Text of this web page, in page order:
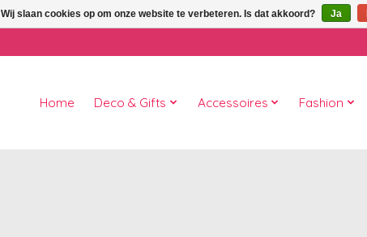
Home Deco & Gifts Accessoires Fashion
Wij slaan cookies op om onze website te verbeteren. Is dat akkoord? Ja